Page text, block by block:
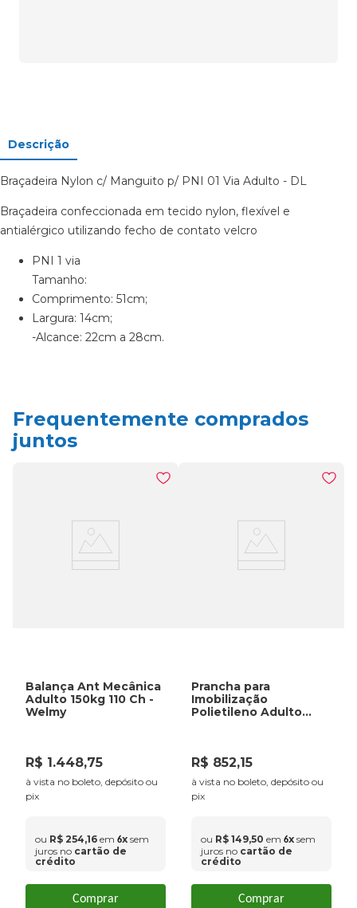
Descrição
Braçadeira Nylon c/ Manguito p/ PNI 01 Via Adulto - DL
Braçadeira confeccionada em tecido nylon, flexível e
antialérgico utilizando fecho de contato velcro
PNI 1 via
Tamanho:
Comprimento: 51cm;
Largura: 14cm;
-Alcance: 22cm a 28cm.
Frequentemente comprados
juntos
Balança Ant Mecânica
Adulto 150kg 110 Ch -
Welmy
R$ 1.448,75
à vista no boleto, depósito ou
pix
ou R$ 254,16 em 6x sem
juros no cartão de
crédito
Comprar
Prancha para
Imobilização
Polietileno Adulto
R$ 852,15
à vista no boleto, depósito ou
pix
ou R$ 149,50 em 6x sem
juros no cartão de
crédito
Comprar